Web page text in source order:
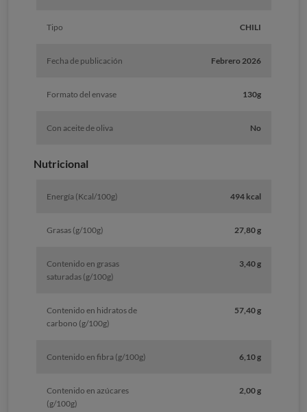
Tipo CHILI
Fecha de publicación Febrero 2026
Formato del envase 130g
Con aceite de oliva No
Nutricional
Energía (Kcal/100g) 494 kcal
Grasas (g/100g) 27,80 g
Contenido en grasas
saturadas (g/100g)
3,40 g
Contenido en hidratos de
carbono (g/100g)
57,40 g
Contenido en fibra (g/100g) 6,10 g
Contenido en azúcares
(g/100g)
2,00 g